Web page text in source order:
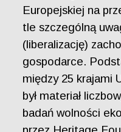
Europejskiej na
tle szczególną
(liberalizację)
gospodarce.
między 25 krajami
był materiał
badań wolności